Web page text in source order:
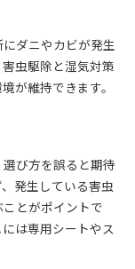
ダニやカビが発生
虫駆除と湿気対策
が維持できます。
び方を誤ると期待
発生している害虫
とがポイントで
は専用シートやス